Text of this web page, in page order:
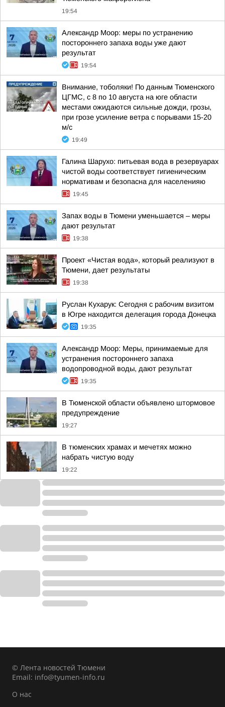
19:54
Александр Моор: меры по устранению
постороннего запаха воды уже дают
результат
19:54
Внимание, тоболяки! По данным Тюменского
ЦГМС, с 8 по 10 августа на юге области
местами ожидаются сильные дожди, грозы,
при грозе усиление ветра с порывами 15-20
м/с
19:49
Галина Шарухо: питьевая вода в резервуарах
чистой воды соответствует гигиеническим
нормативам и безопасна для населенияю
19:45
Запах воды в Тюмени уменьшается – меры
дают результат
19:38
Проект «Чистая вода», который реализуют в
Тюмени, дает результаты
19:38
Руслан Кухарук: Сегодня с рабочим визитом
в Югре находится делегация города Донецка
19:35
Александр Моор: Меры, принимаемые для
устранения постороннего запаха
водопроводной воды, дают результат
19:35
В Тюменской области объявлено штормовое
предупреждение
19:27
В тюменских храмах и мечетях можно
набрать чистую воду
19:22
© Лента новостей Тюмени
Email: info@tyumen-info.ru
О нас